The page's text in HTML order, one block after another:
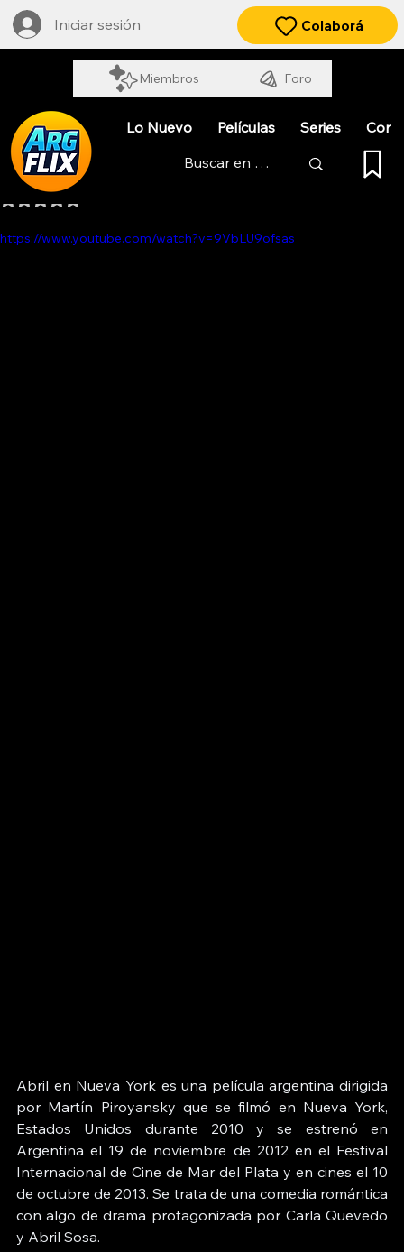
Iniciar sesión
Miembros Foro
Colaborá
Lo Nuevo Películas Series
ABRIL EN NUEVA YORK
Obtuvo NaN de 5 estrellas.
https://www.youtube.com/watch?v=9VbLU9ofsas
Abril en Nueva York es una película argentina dirigida
por Martín Piroyansky que se filmó en Nueva York
Estados Unidos durante 2010 y se estrenó en
Argentina el 19 de noviembre de 2012 en el Festival
Internacional de Cine de Mar del Plata y en cines el 10
de octubre de 2013. Se trata de una comedia romántica
con algo de drama protagonizada por Carla Quevedo
y Abril Sosa.​